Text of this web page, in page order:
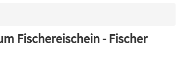
Fischereischein - Fischer